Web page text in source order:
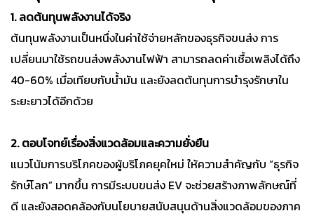
1. ลดต้นทุนพลังงานได้จริง
ต้นทุนพลังงานเป็นหนึ่งในค่าใช้จ่ายหลักของธุรกิจขนส่ง การ
เปลี่ยนมาใช้รถขนส่งพลังงานไฟฟ้า สามารถลดค่าเชื้อเพลิงได้ถึง
40-60% เมื่อเทียบกับน้ำมัน และยังลดต้นทุนการบำรุงรักษาใน
ระยะยาวได้อีกด้วย
2. ตอบโจทย์เรื่องสิ่งแวดล้อมและความยั่งยืน
แนวโน้มการบริโภคของผู้บริโภคยุคใหม่ ให้ความสำคัญกับ “ธุรกิจ
รักษ์โลก” มากขึ้น การมีระบบขนส่ง EV จะช่วยสร้างภาพลักษณ์ที่
ดี และยังสอดคล้องกับนโยบายสนับสนุนด้านสิ่งแวดล้อมของภาค